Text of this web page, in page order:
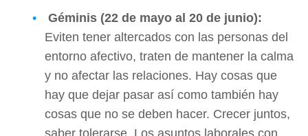
Géminis (22 de mayo al 20 de junio):
Eviten tener altercados con las personas del
entorno afectivo, traten de mantener la calma
y no afectar las relaciones. Hay cosas que
hay que dejar pasar así como también hay
cosas que no se deben hacer. Crecer juntos,